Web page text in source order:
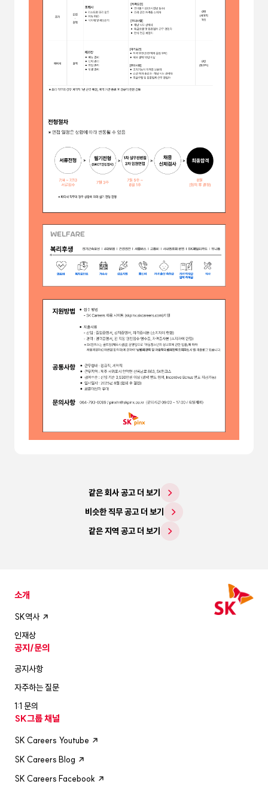
같은 회사 공고 더 보기
비슷한 직무 공고 더 보기
같은 지역 공고 더 보기
소개
SK역사
인재상
공지/문의
공지사항
자주하는 질문
1:1 문의
SK그룹 채널
SK Careers Youtube
SK Careers Blog
SK Careers Facebook